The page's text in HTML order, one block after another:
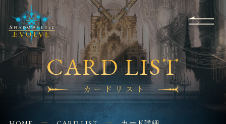
Q&A
EVENT SHOPS
FOR
BEGINNERS
APPLICATION
CONTACT
CARD LIST
カードリスト